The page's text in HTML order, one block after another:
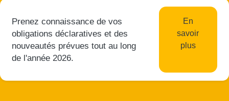
Prenez connaissance de vos
obligations déclaratives et des
nouveautés prévues tout au long
de l'année 2026.
En
savoir
plus